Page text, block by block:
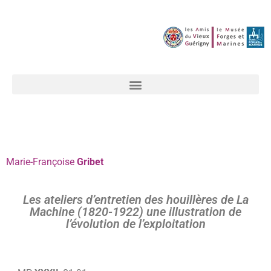
Marie-Françoise Gribet
Les ateliers d’entretien des houillères de La
Machine (1820-1922) une illustration de
l’évolution de l’exploitation